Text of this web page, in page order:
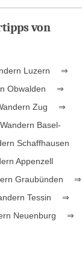
von
Luzern
⇒
Obwalden
⇒
Zug
⇒
Basel-
Schaffhausen
Appenzell
Graubünden
⇒
Tessin
⇒
Neuenburg
⇒